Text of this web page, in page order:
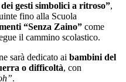
gesti simbolici a ritroso”,
fino alla Scuola
“Senza Zaino” come
il cammino scolastico.
sarà dedicato ai bambini del
o difficoltà, con
.